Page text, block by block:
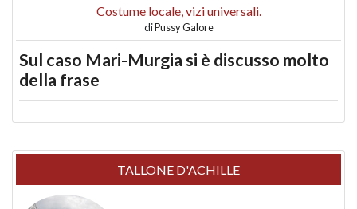
Costume locale, vizi universali.
diPussy Galore
Sul caso Mari-Murgia si è discusso molto
della frase
TALLONE D'ACHILLE